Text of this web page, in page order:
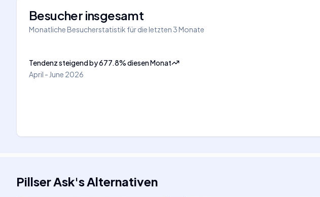
Besucher insgesamt
Monatliche Besucherstatistik für die letzten 3 Monate
Tendenz steigendby677.8%diesen Monat
April - June 2026
Pillser Ask'sAlternativen